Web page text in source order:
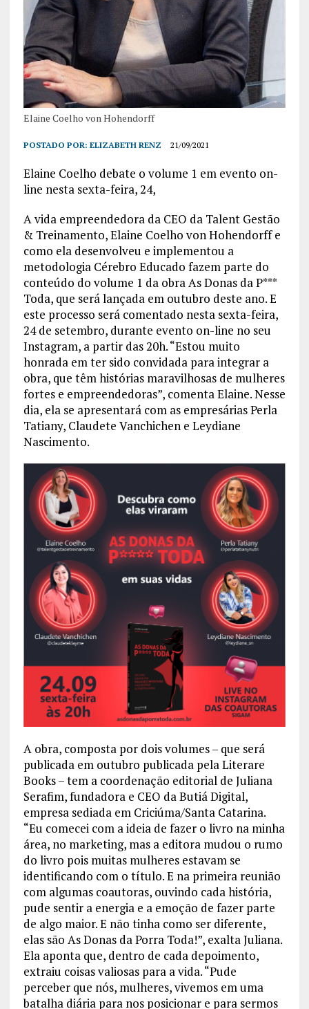
Elaine Coelho von Hohendorff
POSTADO POR: ELIZABETH RENZ 21/09/2021
Elaine Coelho debate o volume 1 em evento on-
line nesta sexta-feira, 24,
A vida empreendedora da CEO da Talent Gestão
& Treinamento, Elaine Coelho von Hohendorff e
como ela desenvolveu e implementou a
metodologia Cérebro Educado fazem parte do
conteúdo do volume 1 da obra As Donas da P***
Toda, que será lançada em outubro deste ano. E
este processo será comentado nesta sexta-feira,
24 de setembro, durante evento on-line no seu
Instagram, a partir das 20h. “Estou muito
honrada em ter sido convidada para integrar a
obra, que têm histórias maravilhosas de mulheres
fortes e empreendedoras”, comenta Elaine. Nesse
dia, ela se apresentará com as empresárias Perla
Tatiany, Claudete Vanchichen e Leydiane
Nascimento.
A obra, composta por dois volumes – que será
publicada em outubro publicada pela Literare
Books – tem a coordenação editorial de Juliana
Serafim, fundadora e CEO da Butiá Digital,
empresa sediada em Criciúma/Santa Catarina.
“Eu comecei com a ideia de fazer o livro na minha
área, no marketing, mas a editora mudou o rumo
do livro pois muitas mulheres estavam se
identificando com o título. E na primeira reunião
com algumas coautoras, ouvindo cada história,
pude sentir a energia e a emoção de fazer parte
de algo maior. E não tinha como ser diferente,
elas são As Donas da Porra Toda!”, exalta Juliana.
Ela aponta que, dentro de cada depoimento,
extraiu coisas valiosas para a vida. “Pude
perceber que nós, mulheres, vivemos em uma
batalha diária para nos posicionar e para sermos